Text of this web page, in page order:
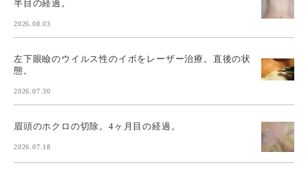
半目の経過。
2026.08.03
左下眼瞼のウイルス性のイボをレーザー治療。直後の状
態。
2026.07.30
眉頭のホクロの切除。4ヶ月目の経過。
2026.07.18